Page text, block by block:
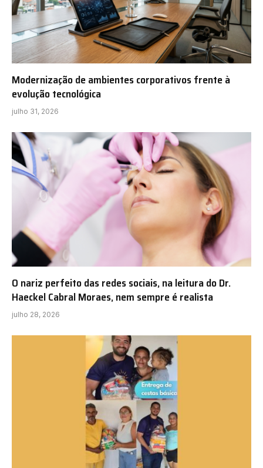
Modernização de ambientes corporativos frente à
evolução tecnológica
julho 31, 2026
O nariz perfeito das redes sociais, na leitura do Dr.
Haeckel Cabral Moraes, nem sempre é realista
julho 28, 2026